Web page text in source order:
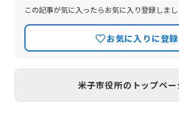
この記事が気に入ったらお気に入り登録しまし
お気に入りに登録
米子市役所のトップペー